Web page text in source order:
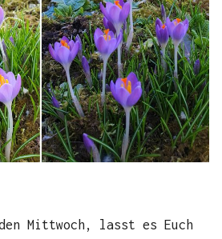
Mittwoch, lasst es Euch